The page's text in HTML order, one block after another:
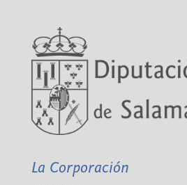
La Corporación